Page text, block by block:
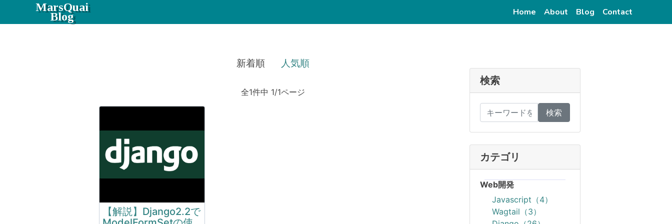
MarsQuai
Blog Home (current)
About (current)
Blog (current)
Contact
新着順 人気順
全1件中 1/1ページ
【解説】Django2.2で
検索
検索
カテゴリ
Web開発
Javascript（4）
Wagtail（3）